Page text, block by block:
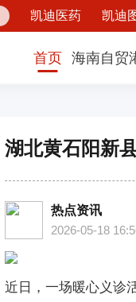
凯迪医药 凯迪
首页 海南自贸
湖北黄石阳新
热点资讯
2026-05-18
近日，一场暖心义诊